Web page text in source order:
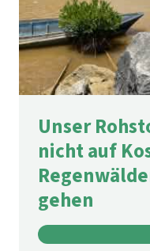
Unser
nicht auf
gehen